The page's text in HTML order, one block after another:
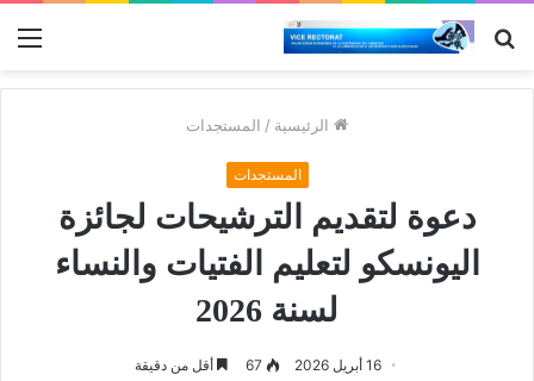
بحث
الرئيسية / المستجدات
المستجدات
دعوة لتقديم الترشيحات لجائزة
اليونسكو لتعليم الفتيات والنساء
لسنة 2026
16 أبريل 2026 67 أقل من دقيقة